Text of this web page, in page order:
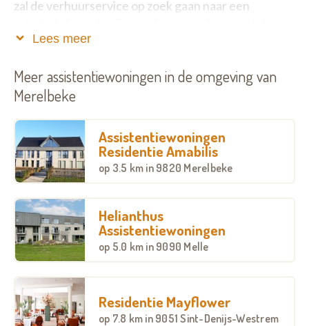
zal de verhuurservice op zoek gaan naar een
aangeboden, dus kopen kan op uw maat! Ondanks
slecht 12% BTW. (excl. notariskosten) te betalen.
Plan dus spoedig een afspraak, want dit is een
enkele units Beschikbaar!
Lees meer
Meer assistentiewoningen in de omgeving van
Merelbeke
Assistentiewoningen
Residentie Amabilis
op 3.5 km in 9820 Merelbeke
Helianthus
Assistentiewoningen
op 5.0 km in 9090 Melle
Residentie Mayflower
op 7.8 km in 9051 Sint-Denijs-Westrem